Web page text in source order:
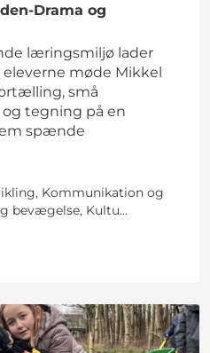
Drama og
læringsmiljø lader
møde Mikkel
små
tegning på en
spænde
Kommunikation og
bevægelse, Kultu...